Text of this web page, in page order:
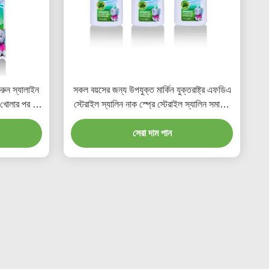
স্যালাইন
পর ১২
আদর্শ
সকল বয়সের জন্য উপযুক্ত মার্কিন যুক্তরাষ্ট্র এফডিএ
স্টেরাইল স্যালিন নাক স্প্রে স্টেরাইল স্যালিন সমাধান
ব্যবহার করে সুবিধাজনক নাক পরিষ্কারের পণ্য
সেরা দাম পান